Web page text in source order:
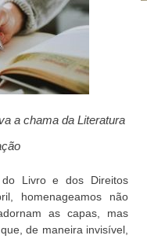
a chama da Literatura
Livro e dos Direitos
homenageamos não
as capas, mas
que, de maneira invisível,